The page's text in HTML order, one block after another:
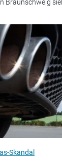
Braunschweig
Skandal